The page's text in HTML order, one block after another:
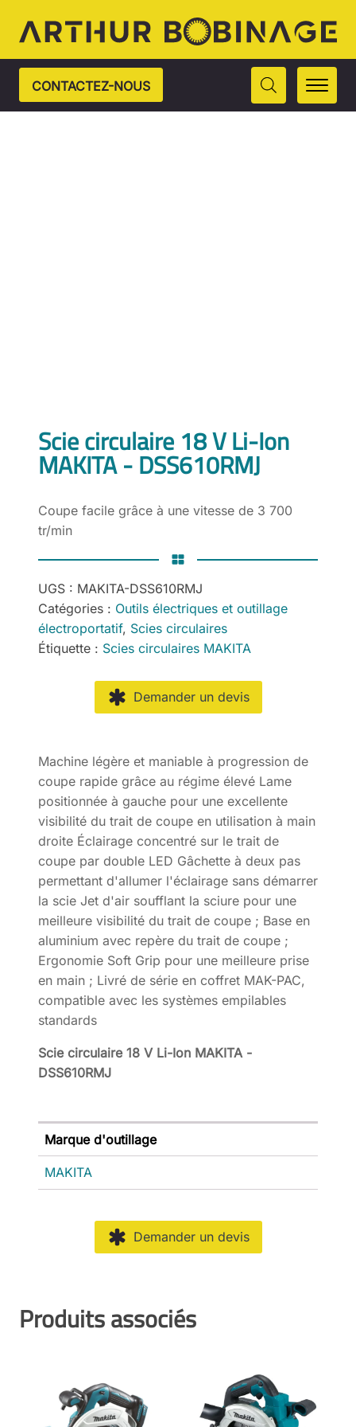
CONTACTEZ-NOUS
Scie circulaire 18 V Li-Ion
MAKITA - DSS610RMJ
Coupe facile grâce à une vitesse de 3 700
tr/min
UGS : MAKITA-DSS610RMJ
Catégories : Outils électriques et outillage
électroportatif, Scies circulaires
Étiquette : Scies circulaires MAKITA
Demander un devis
Machine légère et maniable à progression de
coupe rapide grâce au régime élevé Lame
positionnée à gauche pour une excellente
visibilité du trait de coupe en utilisation à main
droite Éclairage concentré sur le trait de
coupe par double LED Gâchette à deux pas
permettant d'allumer l'éclairage sans démarrer
la scie Jet d'air soufflant la sciure pour une
meilleure visibilité du trait de coupe ; Base en
aluminium avec repère du trait de coupe ;
Ergonomie Soft Grip pour une meilleure prise
en main ; Livré de série en coffret MAK-PAC,
compatible avec les systèmes empilables
standards
Scie circulaire 18 V Li-Ion MAKITA -
DSS610RMJ
Marque d'outillage
MAKITA
Demander un devis
Produits associés